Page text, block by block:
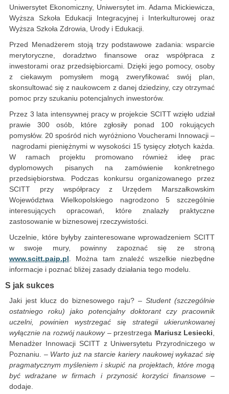
Uniwersytet Ekonomiczny, Uniwersytet im. Adama Mickiewicza,
Wyższa Szkoła Edukacji Integracyjnej i Interkulturowej oraz
Wyższa Szkoła Zdrowia, Urody i Edukacji.
Przed Menadżerem stoją trzy podstawowe zadania: wsparcie
merytoryczne, doradztwo finansowe oraz współpraca z
inwestorami oraz przedsiębiorcami. Dzięki jego pomocy, osoby
z ciekawym pomysłem mogą zweryfikować swój plan,
skonsultować się z naukowcem z danej dziedziny, czy otrzymać
pomoc przy szukaniu potencjalnych inwestorów.
Przez 3 lata intensywnej pracy w projekcie SCITT wzięło udział
prawie 300 osób, które zgłosiły ponad 100 rokujących
pomysłów. 20 spośród nich wyróżniono Voucherami Innowacji –
nagrodami pieniężnymi w wysokości 15 tysięcy złotych każda.
W ramach projektu promowano również ideę prac
dyplomowych pisanych na zamówienie konkretnego
przedsiębiorstwa. Podczas konkursu organizowanego przez
SCITT przy współpracy z Urzędem Marszałkowskim
Województwa Wielkopolskiego nagrodzono 5 szczególnie
interesujących opracowań, które znalazły praktyczne
zastosowanie w biznesowej rzeczywistości.
Uczelnie, które byłyby zainteresowane wprowadzeniem SCITT
w swoje mury, powinny zapoznać się ze stroną
www.scitt.paip.pl. Można tam znaleźć wszelkie niezbędne
informacje i poznać bliżej zasady działania tego modelu.
S jak sukces
Jaki jest klucz do biznesowego raju? – Student (szczególnie
ostatniego roku) jako potencjalny doktorant czy pracownik
uczelni, powinien wystrzegać się strategii ukierunkowanej
wyłącznie na rozwój naukowy– przestrzega Mariusz Lesiecki,
Menadżer Innowacji SCITT z Uniwersytetu Przyrodniczego w
Poznaniu. –Warto już na starcie kariery naukowej wykazać się
pragmatycznym myśleniem i skupić na projektach, które mogą
być wdrażane w firmach i przynosić korzyści finansowe–
dodaje.